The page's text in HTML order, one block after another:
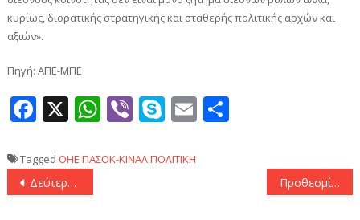
κυρίως, διορατικής στρατηγικής και σταθερής πολιτικής αρχών και
αξιών».
Πηγή: ΑΠΕ-ΜΠΕ
Facebook
X WhatsApp
ViberSkype
Email
Tagged ΟΗΕ ΠΑΣΟΚ-ΚΙΝΑΛΠΟΛΙΤΙΚΗ
Πλοήγηση
Δεύτερο κύμα εντάξεων στο πρόγραμμα «Αλλάζω Συσκευή για τις Επιχειρήσεις» Προθεσμία για να απολογηθούν πήραν οι δύο συλληφθέντες για τη δολοφονία του 34χρονου